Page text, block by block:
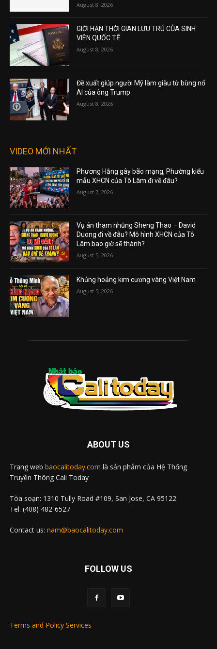
August 8, 2026
GIỚI HẠN THỜI GIAN LƯU TRÚ CỦA SINH
VIÊN QUỐC TẾ
August 8, 2026
Đề xuất giúp người Mỹ làm giàu từ bùng nổ
AI của ông Trump
August 8, 2026
VIDEO MỚI NHẤT
Phương Hằng gây bão mạng, Phường kiểu
mẫu XHCN của Tô Lâm đi về đâu?
August 7, 2026
Vụ án tham nhũng Sheng Thao – David
Duong đi về đâu? Mô hình XHCN của Tô
Lâm bao giờ sẽ thành?
August 5, 2026
Khủng hoảng kim cương vàng Việt Nam
August 5, 2026
ABOUT US
Trang web baocalitoday.com là sản phẩm của Hệ Thống
Truyền Thông Cali Today
Tòa soạn: 1310 Tully Road #109, San Jose, CA 95122
Tel: (408) 482-6527
Contact us: nam@baocalitoday.com
FOLLOW US
Terms and Policy Services